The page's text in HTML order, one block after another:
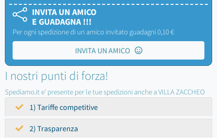
INVITA UN AMICO
E GUADAGNA !!!
Per ogni spedizione di un amico invitato guadagni 0,10 €
INVITA UN AMICO
I nostri punti di forza!
Spediamo.it e' presente per le tue spedizioni anche a VILLA ZACCHEO
1) Tariffe competitive
2) Trasparenza